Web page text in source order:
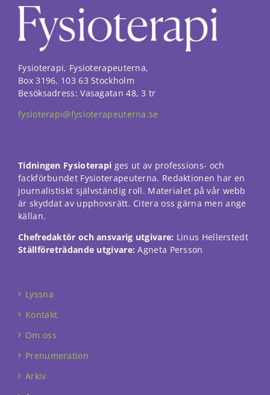
Fysioterapi, Fysioterapeuterna,
Box 3196, 103 63 Stockholm
Besöksadress: Vasagatan 48, 3 tr
fysioterapi@fysioterapeuterna.se
Tidningen Fysioterapi ges ut av professions- och
fackförbundet Fysioterapeuterna. Redaktionen har en
journalistiskt självständig roll. Materialet på vår webb
är skyddat av upphovsrätt. Citera oss gärna men ange
källan.
Chefredaktör och ansvarig utgivare: Linus Hellerstedt
Ställföreträdande utgivare: Agneta Persson
Lyssna
Kontakt
Om oss
Prenumeration
Arkiv